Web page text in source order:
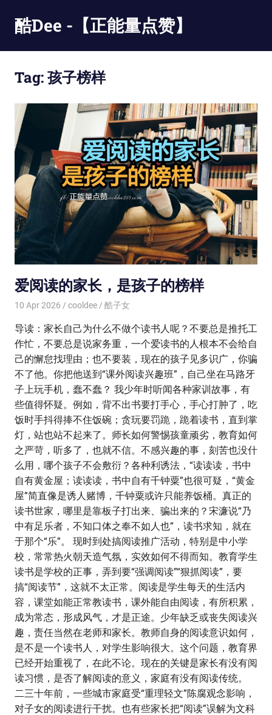
content
酷Dee -【正能量点赞】
最
更
酷
Tag:孩子榜样
爱阅读的家长，是孩子的榜样
10 Apr 2026 cooldee 酷子女
导读：家长自己为什么不做个读书人呢？不要总是推托工
作忙，不要总是说家务重，一个爱读书的人根本不会给自
己的懈怠找理由；也不要装，现在的孩子见多识广，你骗
不了他。你把他送到“课外阅读兴趣班”，自己坐在马路牙
子上玩手机，蠢不蠢？ 我少年时听闻各种家训故事，有
些值得怀疑。例如，背不出书要打手心，手心打肿了，吃
饭时手抖得捧不住饭碗；贪玩要罚跪，跪着读书，直到掌
灯，站也站不起来了。师长如何警惕孩童顽劣，教育如何
之严苛，听多了，也就不信。不感兴趣的事，刻苦也没什
么用，哪个孩子不会敷衍？各种利诱法，“读读读，书中
自有黄金屋；读读读，书中自有千钟粟”也很可疑，“黄金
屋”简直像是诱人赌博，千钟粟或许只能养饭桶。真正的
读书世家，哪里是靠板子打出来、骗出来的？宋濂说“乃
中有足乐者，不知口体之奉不如人也”，读书求知，就在
于那个“乐”。 现时到处搞阅读推广活动，特别是中小学
校，常常热火朝天造气氛，实效如何不得而知。教育学生
读书是学校的正事，弄到要“强调阅读”“狠抓阅读”，要
搞“阅读节”，这就不太正常。阅读是学生每天的生活内
容，课堂如能正常教读书，课外能自由阅读，有所积累，
成为常态，形成风气，才是正途。少年缺乏或丧失阅读兴
趣，责任当然在老师和家长。教师自身的阅读意识如何，
是不是一个读书人，对学生影响很大。这个问题，教育界
已经开始重视了，在此不论。现在的关键是家长有没有阅
读习惯，是否了解阅读的意义，家庭有没有阅读传统。
二三十年前，一些城市家庭受“重理轻文”陈腐观念影响，
对子女的阅读进行干扰。也有些家长把“阅读”误解为文科